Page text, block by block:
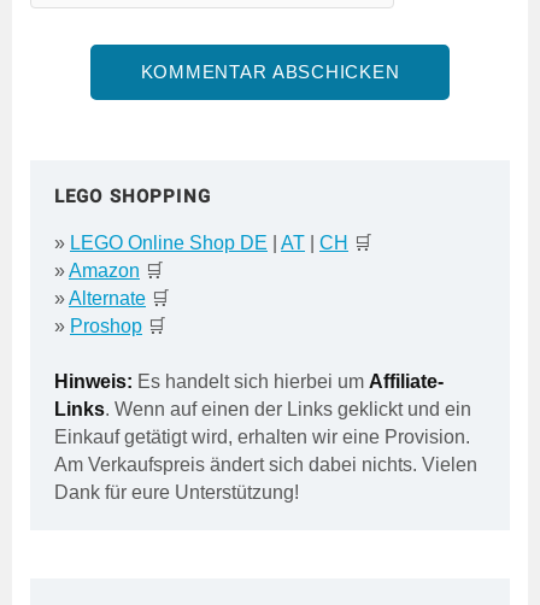
LEGO SHOPPING
» LEGO Online Shop DE AT CH 🛒
»Amazon 🛒
»Alternate 🛒
» Proshop 🛒
Hinweis: Es handelt sich hierbei um Affiliate-
Links. Wenn auf einen der Links geklickt und ein
Einkauf getätigt wird, erhalten wir eine Provision.
Am Verkaufspreis ändert sich dabei nichts. Vielen
Dank für eure Unterstützung!